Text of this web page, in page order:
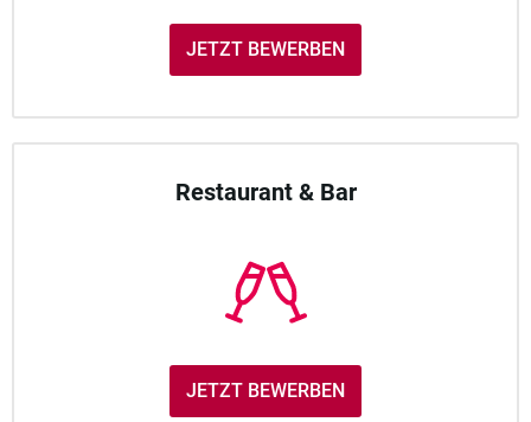
JETZT BEWERBEN
Restaurant & Bar
JETZT BEWERBEN